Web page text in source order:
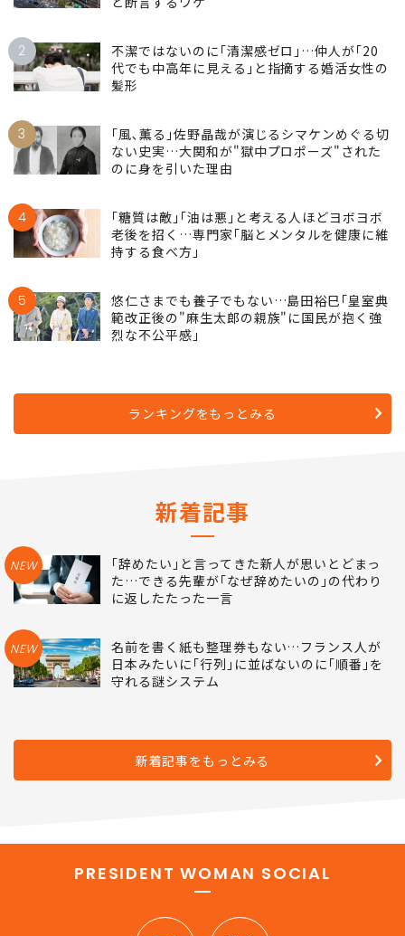
2
不潔ではないのに｢清潔感ゼロ｣…仲人が｢20
代でも中高年に見える｣と指摘する婚活女性の
髪形
3
｢風､薫る｣佐野晶哉が演じるシマケンめぐる切
ない史実…大関和が"獄中プロポーズ"された
のに身を引いた理由
4
｢糖質は敵｣｢油は悪｣と考える人ほどヨボヨボ
老後を招く…専門家｢脳とメンタルを健康に維
持する食べ方｣
5
悠仁さまでも養子でもない…島田裕巳｢皇室典
範改正後の"麻生太郎の親族"に国民が抱く強
烈な不公平感｣
ランキングをもっとみる
新着記事
NEW
｢辞めたい｣と言ってきた新人が思いとどまっ
た…できる先輩が｢なぜ辞めたいの｣の代わり
に返したたった一言
NEW
名前を書く紙も整理券もない…フランス人が
日本みたいに｢行列｣に並ばないのに｢順番｣を
守れる謎システム
新着記事をもっとみる
PRESIDENT WOMAN SOCIAL